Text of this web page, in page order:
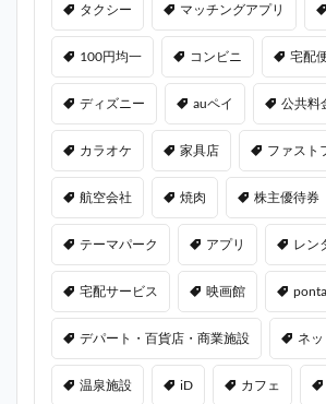
タクシー マッチングアプリ
100円均一 コンビニ 宅配
ディズニー auペイ 公共料
カラオケ 家具店 ファスト
航空会社 焼肉 株主優待券
テーマパーク アプリ レン
宅配サービス 映画館 ponta
デパート・百貨店・商業施設 ネ
温泉施設 iD カフェ